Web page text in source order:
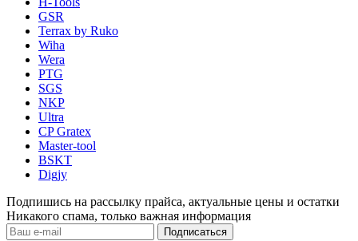
GSR
Terrax by Ruko
Wiha
Wera
PTG
SGS
NKP
Ultra
CP Gratex
Master-tool
BSKT
Digjy
Подпишись на рассылку прайса, актуальные цены и остатки
Никакого спама, только важная информация
Подписаться